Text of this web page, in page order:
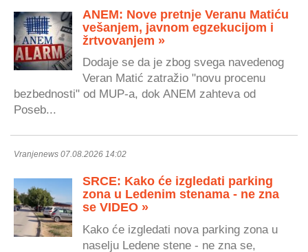
ANEM: Nove pretnje Veranu Matiću
vešanjem, javnom egzekucijom i
žrtvovanjem »
Dodaje se da je zbog svega navedenog
Veran Matić zatražio "novu procenu
bezbednosti" od MUP-a, dok ANEM zahteva od
Poseb...
Vranjenews 07.08.2026 14:02
SRCE: Kako će izgledati parking
zona u Ledenim stenama - ne zna
se VIDEO »
Kako će izgledati nova parking zona u
naselju Ledene stene - ne zna se,